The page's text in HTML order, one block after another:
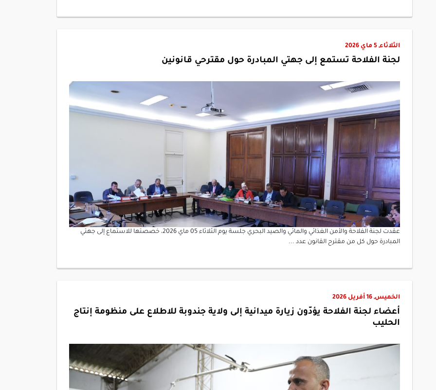
الثلاثاء, 5 ماي 2026
لجنة الفلاحة تستمع إلى جهتي المبادرة حول مقترحي قانونين
عقدت لجنة الفلاحة والأمن الغذائي والمائي والصيد البحري جلسة يوم الثلاثاء 05 ماي 2026، خصصتها للاستماع إلى جهتي
المبادرة حول كل من مقترح القانون عدد ...
الخميس, 16 أفريل 2026
أعضاء لجنة الفلاحة يؤدّون زيارة ميدانية إلى ولاية جندوبة للاطلاع على منظومة إنتاج
الحليب